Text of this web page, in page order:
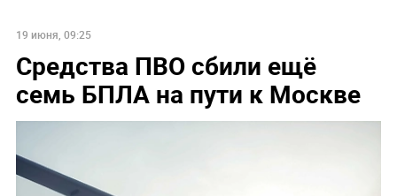
19 июня, 09:25
Средства ПВО сбили ещё
семь БПЛА на пути к Москве